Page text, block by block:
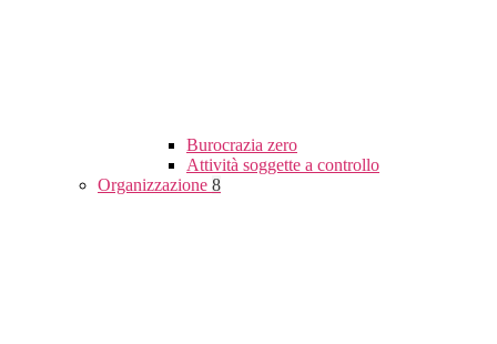
Burocrazia zero
Attività soggette a controllo
Organizzazione 8